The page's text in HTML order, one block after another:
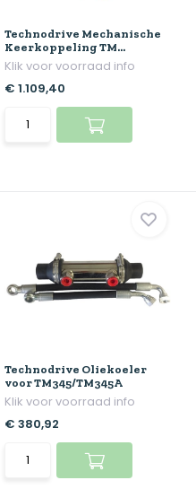
Technodrive Mechanische
Keerkoppeling TM...
Klik voor voorraad info
€ 1.109,40
Technodrive Oliekoeler
voor TM345/TM345A
Klik voor voorraad info
€ 380,92